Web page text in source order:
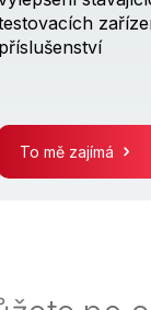
příslušenství
To mě zajímá